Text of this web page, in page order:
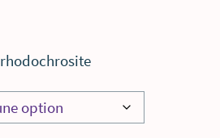
rhodochrosite